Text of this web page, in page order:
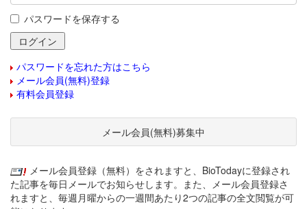
パスワードを保存する
パスワードを忘れた方はこちら
メール会員(無料)登録
有料会員登録
メール会員(無料)募集中
メール会員登録（無料）をされますと、BioTodayに登録され
た記事を毎日メールでお知らせします。また、メール会員登録さ
れますと、毎週月曜からの一週間あたり2つの記事の全文閲覧が可